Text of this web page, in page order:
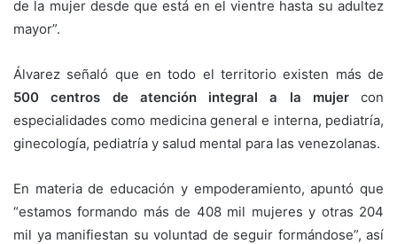
de la mujer desde que está en el vientre hasta su adultez
mayor”.
Álvarez señaló que en todo el territorio existen más de
500 centros de atención integral a la mujercon
especialidades como medicina general e interna, pediatría,
ginecología, pediatría y salud mental para las venezolanas.
En materia de educación y empoderamiento, apuntó que
“estamos formando más de 408 mil mujeres y otras 204
mil ya manifiestan su voluntad de seguir formándose”, así